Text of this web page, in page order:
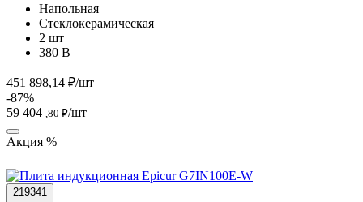
Напольная
Стеклокерамическая
2 шт
380 В
451 898,14 ₽/шт
-87%
59 404 ,80 ₽/шт
Акция %
219341